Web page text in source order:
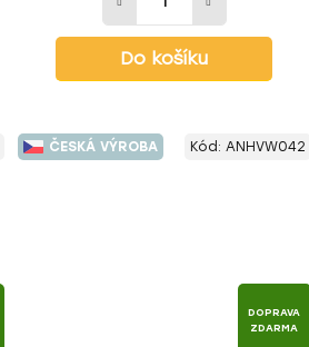
Do košíku
ČESKÁ VÝROBA
DOPRAVA
ZDARMA
Kód: ANHVW042